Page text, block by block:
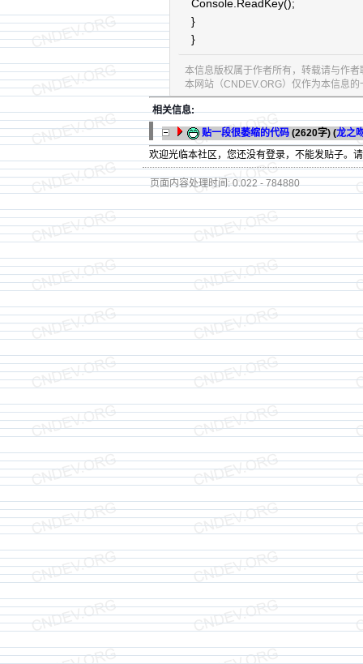
Console.ReadKey();
}
}
本信息版权属于作者所有，转载请与作
本网站（CNDEV.ORG）仅作为本信息
相关信息:
贴一段很萎缩的代码 (2620字) (龙之
欢迎光临本社区，您还没有登录，不能发贴子。
页面内容处理时间: 0.022 - 784880